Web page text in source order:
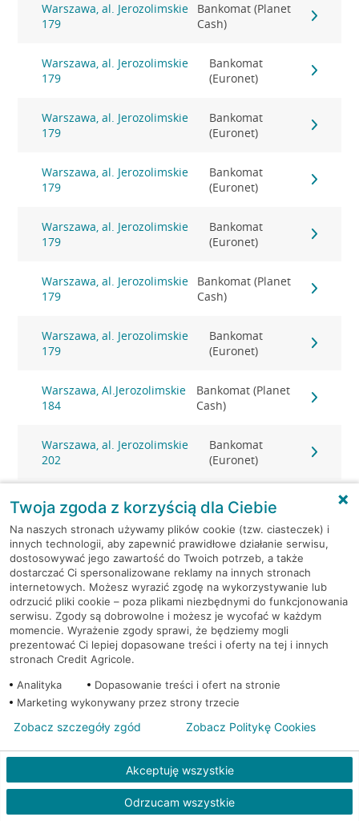
Warszawa, al. Jerozolimskie
179
Bankomat (Planet
Cash)
Warszawa, al. Jerozolimskie
179
Bankomat
(Euronet)
Warszawa, al. Jerozolimskie
179
Bankomat
(Euronet)
Warszawa, al. Jerozolimskie
179
Bankomat
(Euronet)
Warszawa, al. Jerozolimskie
179
Bankomat
(Euronet)
Warszawa, al. Jerozolimskie
179
Bankomat (Planet
Cash)
Warszawa, al. Jerozolimskie
179
Bankomat
(Euronet)
Warszawa, Al.Jerozolimskie
184
Bankomat (Planet
Cash)
Warszawa, al. Jerozolimskie
202
Bankomat
(Euronet)
Warszawa, al.
Jerozolimskie 27
Bankomat w placówce
CA BP
Warszawa, al.
Jerozolimskie 27
Bankomat w placówce
CA BP
Warszawa, al. Jerozolimskie
54
Bankomat
(Euronet)
Warszawa, al. Jerozolimskie
65/79
(Euronet)
65/79
(Euronet)
Warszawa, Al.Jerozolimskie
87
Bankomat (Planet
Cash)
Twoja zgoda z korzyścią dla Ciebie
Na naszych stronach używamy plików cookie (tzw. ciasteczek) i
innych technologii, aby zapewnić prawidłowe działanie serwisu,
dostosowywać jego zawartość do Twoich potrzeb, a także
dostarczać Ci spersonalizowane reklamy na innych stronach
internetowych. Możesz wyrazić zgodę na wykorzystywanie lub
odrzucić pliki cookie – poza plikami niezbędnymi do funkcjonowania
serwisu. Zgody są dobrowolne i możesz je wycofać w każdym
momencie. Wyrażenie zgody sprawi, że będziemy mogli
prezentować Ci lepiej dopasowane treści i oferty na tej i innych
stronach Credit Agricole.
Analityka
Dopasowanie treści i ofert na stronie
Marketing wykonywany przez strony trzecie
Akceptuję wszystkie
Odrzucam wszystkie
Zobacz szczegóły zgód Zobacz Politykę Cookies